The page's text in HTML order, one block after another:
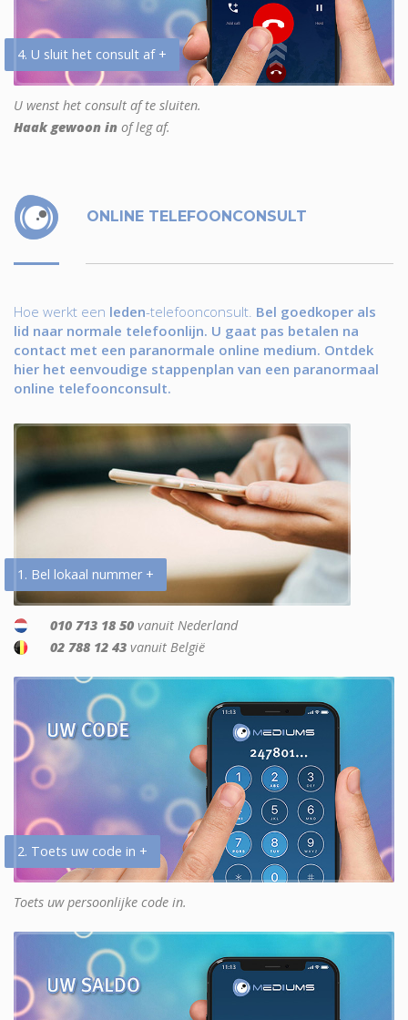
4. U sluit het consult af +
U wenst het consult af te sluiten.
Haak gewoon in of leg af.
ONLINE TELEFOONCONSULT
Hoe werkt een leden-telefoonconsult. Bel goedkoper als
lid naar normale telefoonlijn. U gaat pas betalen na
contact met een paranormale online medium. Ontdek
hier het eenvoudige stappenplan van een paranormaal
online telefoonconsult.
1. Bel lokaal nummer +
010 713 18 50 vanuit Nederland
02 788 12 43 vanuit België
2. Toets uw code in +
Toets uw persoonlijke code in.